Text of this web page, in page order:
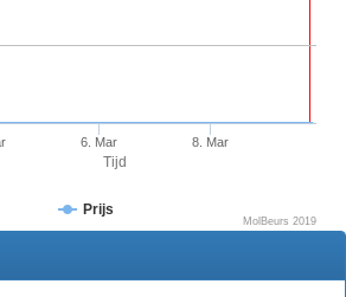
Tijd
Prijs
6. Mar 8. Mar
MolBeurs 2019